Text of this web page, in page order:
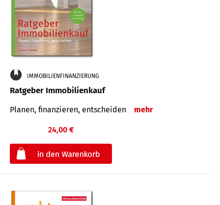
IMMOBILIENFINANZIERUNG
Ratgeber Immobilienkauf
Planen, finanzieren, entscheiden mehr
24,00 €